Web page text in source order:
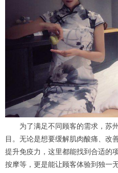
为了满足不同顾客的需求，苏州
目。无论是想要缓解肌肉酸痛、改
提升免疫力，这里都能找到合适的
按摩等，更是能让顾客体验到独一